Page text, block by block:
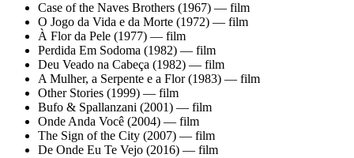
Case of the Naves Brothers (1967) — film
O Jogo da Vida e da Morte (1972) — film
À Flor da Pele (1977) — film
Perdida Em Sodoma (1982) — film
Deu Veado na Cabeça (1982) — film
A Mulher, a Serpente e a Flor (1983) — film
Other Stories (1999) — film
Bufo & Spallanzani (2001) — film
Onde Anda Você (2004) — film
The Sign of the City (2007) — film
De Onde Eu Te Vejo (2016) — film